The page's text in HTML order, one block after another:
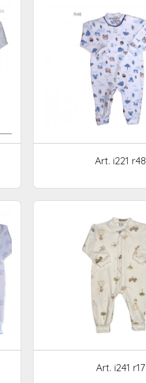
Art. i221 r48
Art. i241 r17